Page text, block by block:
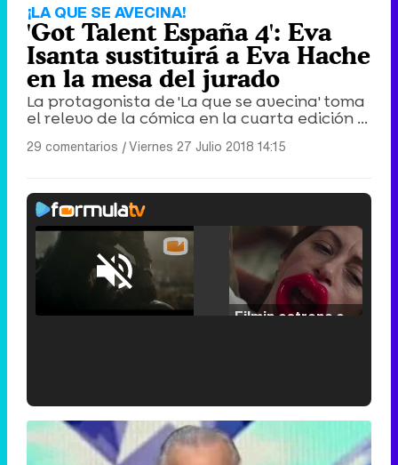
¡LA QUE SE AVECINA!
'Got Talent España 4': Eva
Isanta sustituirá a Eva Hache
en la mesa del jurado
La protagonista de 'La que se avecina' toma
el relevo de la cómica en la cuarta edición ...
29 comentarios |Viernes 27 Julio 2018 14:15
Unmute /
'120 Minutos' celebra sus 2.000 programas en Telemadrid con un vídeo del día a día en la redacción